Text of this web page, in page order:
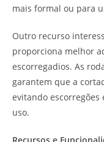
mais formal ou para
Outro recurso
proporciona melhor
escorregadios. As
garantem que a
evitando
uso.